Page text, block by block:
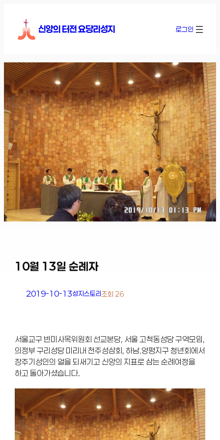
로
가
기
신앙의 터전 요당리성지 로그인
10월 13일 순례자
2019-10-13성지스토리조회 26
서울교구 빈미사목위원회 선교본당, 서울 고척동성당 구역모임,
의정부 구리성당 미리내 천주성삼회, 하남.양평지구 청년회에서
장주기성인의 얼을 되새기고 신앙의 지표로 삼는 순례여정을
하고 돌아가셨습니다.